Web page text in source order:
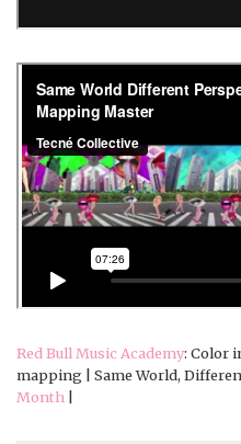
Red Bull Music Academy: Color
mapping | Same World,
Month